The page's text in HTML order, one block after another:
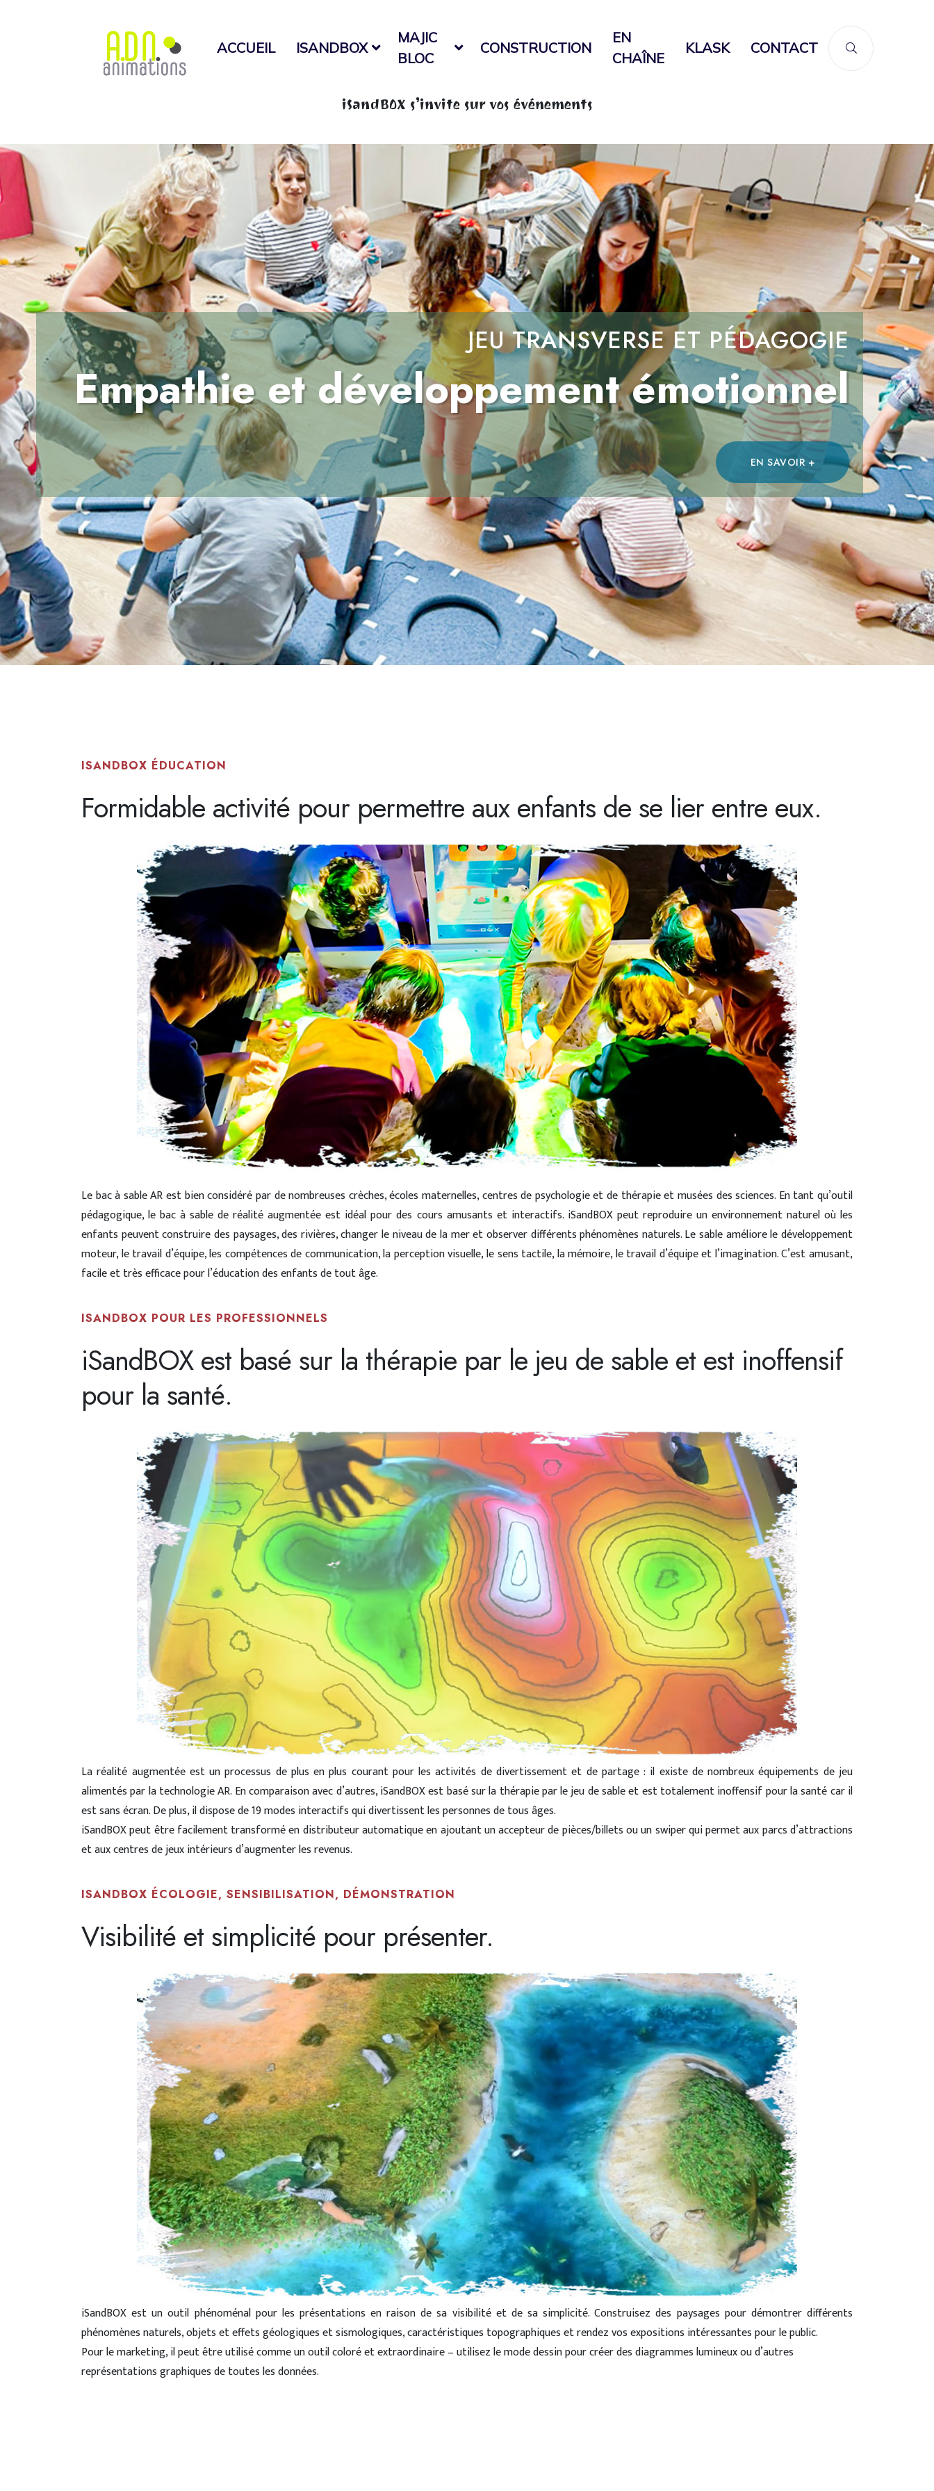
ACCUEIL ISANDBOX
MAJIC
BLOC
CONSTRUCTION
EN
CHAÎNE
KLASK CONTACT
iSandBOX s’invite sur vos événements
JEU TRANSVERSE ET PÉDAGOGIE
Empathie et développement émotionnel
EN SAVOIR +
ISANDBOX ÉDUCATION
Formidable activité pour permettre aux enfants de se lier entre eux.
Le bac à sable AR est bien considéré par de nombreuses crèches, écoles maternelles, centres de psychologie et de thérapie et musées des sciences. En tant qu’outil
pédagogique, le bac à sable de réalité augmentée est idéal pour des cours amusants et interactifs. iSandBOX peut reproduire un environnement naturel où les
enfants peuvent construire des paysages, des rivières, changer le niveau de la mer et observer différents phénomènes naturels. Le sable améliore le développement
moteur, le travail d’équipe, les compétences de communication, la perception visuelle, le sens tactile, la mémoire, le travail d’équipe et l’imagination. C’est amusant,
facile et très efficace pour l’éducation des enfants de tout âge.
ISANDBOX POUR LES PROFESSIONNELS
iSandBOX est basé sur la thérapie par le jeu de sable et est inoffensif
pour la santé.
La réalité augmentée est un processus de plus en plus courant pour les activités de divertissement et de partage : il existe de nombreux équipements de jeu
alimentés par la technologie AR. En comparaison avec d’autres, iSandBOX est basé sur la thérapie par le jeu de sable et est totalement inoffensif pour la santé car il
est sans écran. De plus, il dispose de 19 modes interactifs qui divertissent les personnes de tous âges.
iSandBOX peut être facilement transformé en distributeur automatique en ajoutant un accepteur de pièces/billets ou un swiper qui permet aux parcs d’attractions
et aux centres de jeux intérieurs d’augmenter les revenus.
ISANDBOX ÉCOLOGIE, SENSIBILISATION, DÉMONSTRATION
Visibilité et simplicité pour présenter.
iSandBOX est un outil phénoménal pour les présentations en raison de sa visibilité et de sa simplicité. Construisez des paysages pour démontrer différents
phénomènes naturels, objets et effets géologiques et sismologiques, caractéristiques topographiques et rendez vos expositions intéressantes pour le public.
Pour le marketing, il peut être utilisé comme un outil coloré et extraordinaire – utilisez le mode dessin pour créer des diagrammes lumineux ou d’autres
représentations graphiques de toutes les données.